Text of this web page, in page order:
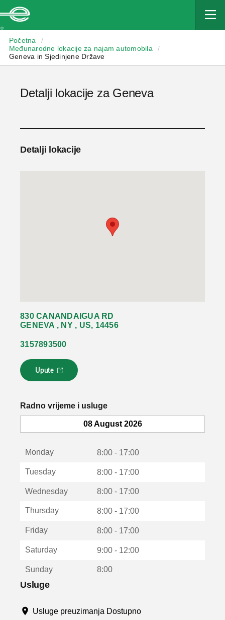
Početna
/
Međunarodne lokacije za najam automobila
/
Geneva in Sjedinjene Države
Detalji lokacije za Geneva
Detalji lokacije
830 CANANDAIGUA RD
GENEVA , NY , US, 14456
3157893500
Upute
L
i
k
o
u
u
Radno vrijeme i usluge
08 August 2026
Monday 8:00 - 17:00
Tuesday 8:00 - 17:00
Wednesday 8:00 - 17:00
Thursday 8:00 - 17:00
Friday 8:00 - 17:00
Saturday 9:00 - 12:00
Sunday 8:00
Usluge
Usluge preuzimanja Dostupno